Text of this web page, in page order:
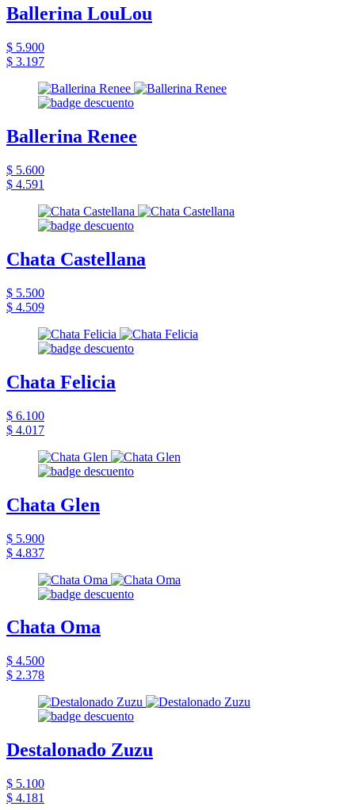
Ballerina LouLou
$ 5.900
$ 3.197
Ballerina Renee
$ 5.600
$ 4.591
Chata Castellana
$ 5.500
$ 4.509
Chata Felicia
$ 6.100
$ 4.017
Chata Glen
$ 5.900
$ 4.837
Chata Oma
$ 4.500
$ 2.378
Destalonado Zuzu
$ 5.100
$ 4.181